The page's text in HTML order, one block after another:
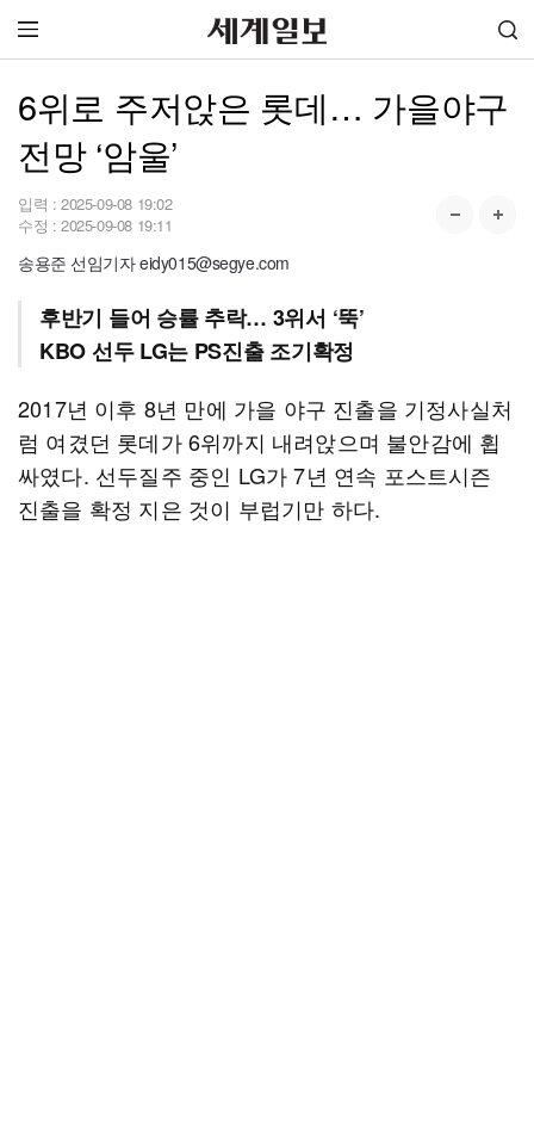
6위로 주저앉은 롯데… 가을야구
전망 ‘암울’
입력 : 2025-09-08 19:02
수정 : 2025-09-08 19:11
송용준 선임기자 eidy015@segye.com
후반기 들어 승률 추락… 3위서 ‘뚝’
KBO 선두 LG는 PS진출 조기확정
2017년 이후 8년 만에 가을 야구 진출을 기정사실처
럼 여겼던 롯데가 6위까지 내려앉으며 불안감에 휩
싸였다. 선두질주 중인 LG가 7년 연속 포스트시즌
진출을 확정 지은 것이 부럽기만 하다.